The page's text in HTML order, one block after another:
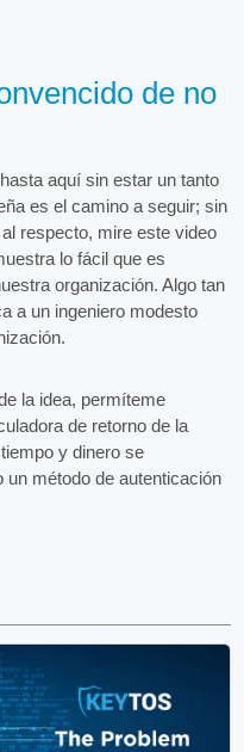
de no
aquí sin estar un tanto
es el camino a seguir; sin
respecto, mire este video
lo fácil que es
organización. Algo tan
a un ingeniero modesto
la idea, permíteme
de retorno de la
y dinero se
un método de autenticación